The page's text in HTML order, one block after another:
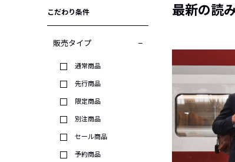
こだわり条件
販売タイプ
通常商品
先行商品
限定商品
別注商品
セール商品
予約商品
最新の読